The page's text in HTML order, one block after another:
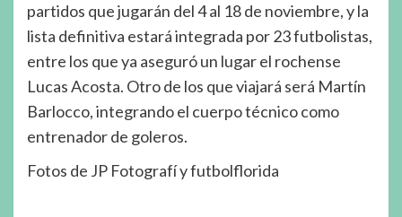
partidos que jugarán del 4 al 18 de noviembre, y la
lista definitiva estará integrada por 23 futbolistas,
entre los que ya aseguró un lugar el rochense
Lucas Acosta. Otro de los que viajará será Martín
Barlocco, integrando el cuerpo técnico como
entrenador de goleros.
Fotos de JP Fotografí y futbolflorida